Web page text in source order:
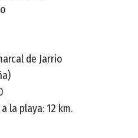
de Jarrio
la playa: 12 km.